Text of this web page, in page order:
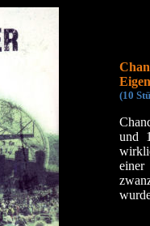
(10
und